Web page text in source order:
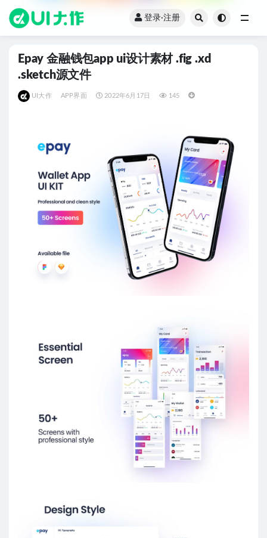
登录·注册
Epay 金融钱包app ui设计素材 .fig .xd
.sketch源文件
UI大作 APP界面 2022年6月17日 145